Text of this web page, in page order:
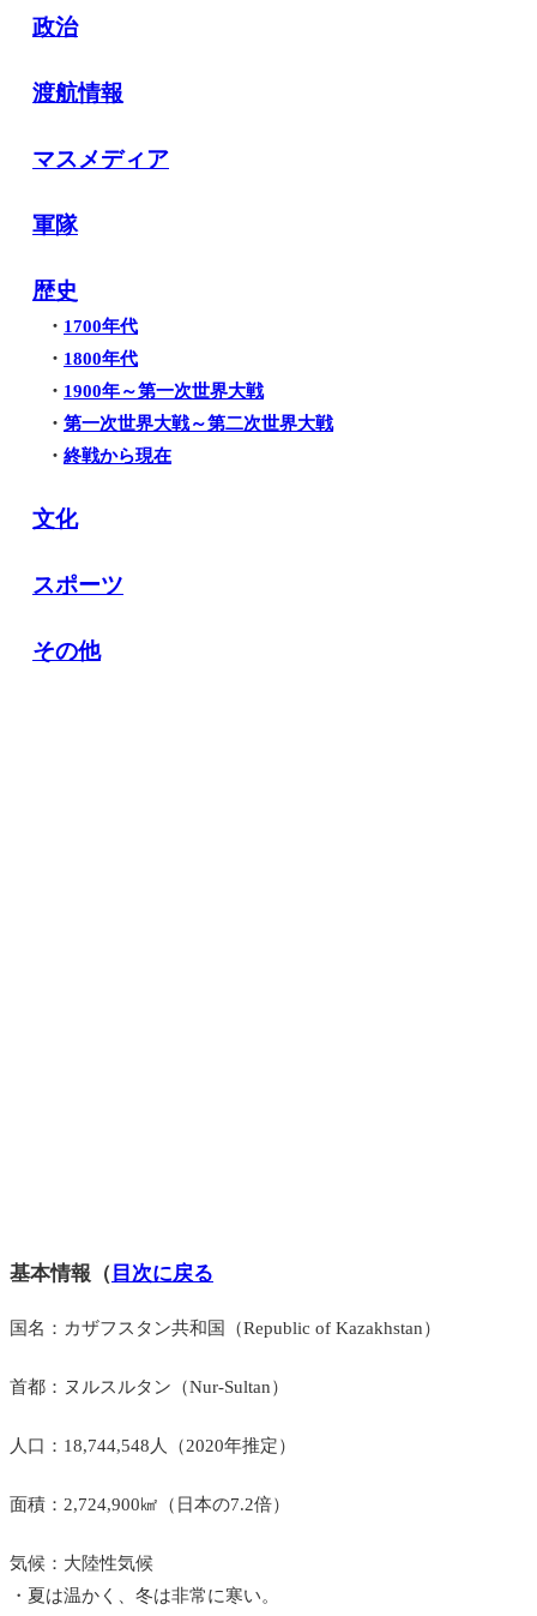
政治
渡航情報
マスメディア
軍隊
歴史
・ 1700年代
・ 1800年代
・ 1900年～第一次世界大戦
・ 第一次世界大戦～第二次世界大戦
・ 終戦から現在
文化
スポーツ
その他
基本情報（ 目次に戻る
国名：カザフスタン共和国（Republic of Kazakhstan）
首都：ヌルスルタン（Nur-Sultan）
人口：18,744,548人（2020年推定）
面積：2,724,900㎢（日本の7.2倍）
気候：大陸性気候
・夏は温かく、冬は非常に寒い。